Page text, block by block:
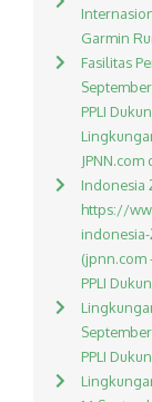
Garmin
Fasilitas
PPLI
Indonesia
https://
(jpnn.com
PPLI
PPLI